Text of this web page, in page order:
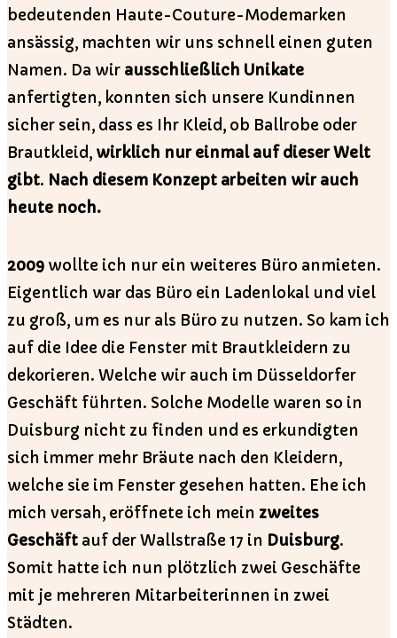
bedeutenden Haute-Couture-Modemarken
ansässig, machten wir uns schnell einen guten
Namen. Da wir ausschließlich Unikate
anfertigten, konnten sich unsere Kundinnen
sicher sein, dass es Ihr Kleid, ob Ballrobe oder
Brautkleid, wirklich nur einmal auf dieser Welt
gibt. Nach diesem Konzept arbeiten wir auch
heute noch.
2009 wollte ich nur ein weiteres Büro anmieten.
Eigentlich war das Büro ein Ladenlokal und viel
zu groß, um es nur als Büro zu nutzen. So kam ich
auf die Idee die Fenster mit Brautkleidern zu
dekorieren. Welche wir auch im Düsseldorfer
Geschäft führten. Solche Modelle waren so in
Duisburg nicht zu finden und es erkundigten
sich immer mehr Bräute nach den Kleidern,
welche sie im Fenster gesehen hatten. Ehe ich
mich versah, eröffnete ich mein zweites
Geschäft auf der Wallstraße 17 in Duisburg.
Somit hatte ich nun plötzlich zwei Geschäfte
mit je mehreren Mitarbeiterinnen in zwei
Städten.